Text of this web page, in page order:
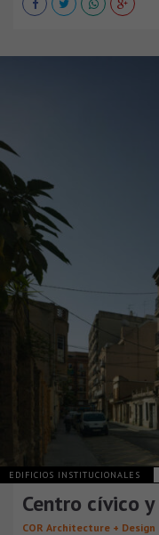
EDIFICIOS INSTITUCIONALES
Centro cívico
COR Architecture + Design